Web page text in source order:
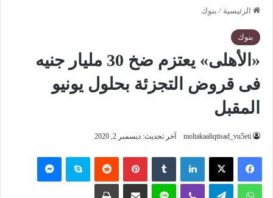
الرئيسية / بنوك
بنوك
«الأهلى» يعتزم ضخ 30 مليار جنيه
فى قروض التجزئة بحلول يونيو
المقبل
moltakaaliqtisad_vu5eti آخر تحديث: ديسمبر 2, 2020
فيسبوك ‫X لينكدإن بينتيريست سكايب
واتساب تيلقرام لاين